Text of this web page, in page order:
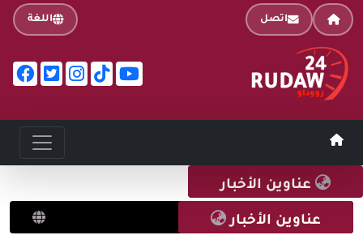
اتصل اللغة
متمردو عناوين الأخبار